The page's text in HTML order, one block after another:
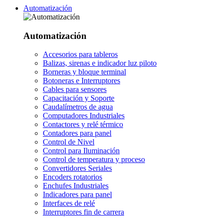
Automatización
Automatización
Accesorios para tableros
Balizas, sirenas e indicador luz piloto
Borneras y bloque terminal
Botoneras e Interruptores
Cables para sensores
Capacitación y Soporte
Caudalímetros de agua
Computadores Industriales
Contactores y relé térmico
Contadores para panel
Control de Nivel
Control para Iluminación
Control de temperatura y proceso
Convertidores Seriales
Encoders rotatorios
Enchufes Industriales
Indicadores para panel
Interfaces de relé
Interruptores fin de carrera